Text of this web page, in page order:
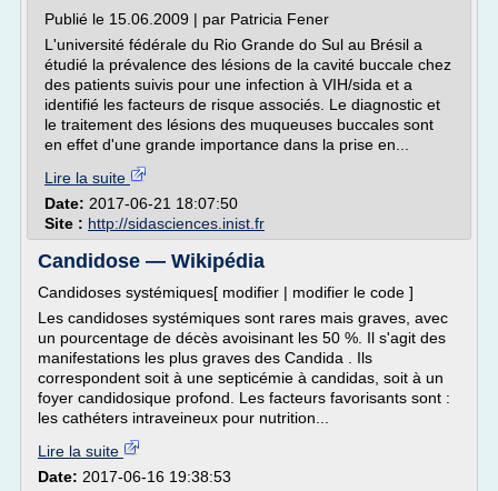
Publié le 15.06.2009 | par Patricia Fener
L'université fédérale du Rio Grande do Sul au Brésil a
étudié la prévalence des lésions de la cavité buccale chez
des patients suivis pour une infection à VIH/sida et a
identifié les facteurs de risque associés. Le diagnostic et
le traitement des lésions des muqueuses buccales sont
en effet d'une grande importance dans la prise en...
Lire la suite
Date: 2017-06-21 18:07:50
Site : http://sidasciences.inist.fr
Candidose — Wikipédia
Candidoses systémiques[ modifier | modifier le code ]
Les candidoses systémiques sont rares mais graves, avec
un pourcentage de décès avoisinant les 50 %. Il s'agit des
manifestations les plus graves des Candida . Ils
correspondent soit à une septicémie à candidas, soit à un
foyer candidosique profond. Les facteurs favorisants sont :
les cathéters intraveineux pour nutrition...
Lire la suite
Date: 2017-06-16 19:38:53